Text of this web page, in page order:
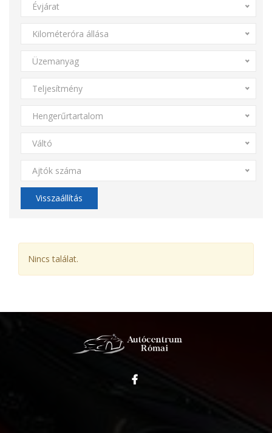
Évjárat
Kilométeróra állása
Üzemanyag
Teljesítmény
Hengerűrtartalom
Váltó
Ajtók száma
Visszaállítás
Nincs találat.